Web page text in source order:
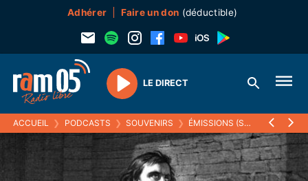
Adhérer Faire un don (déductible)
Play
LE DIRECT
ACCUEIL ❯ PODCASTS ❯ SOUVENIRS ❯ ÉMISSIONS (SOUVENIRS) ❯